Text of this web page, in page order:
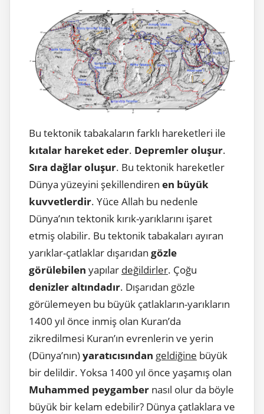
Bu tektonik tabakaların farklı hareketleri ile
kıtalar hareket eder. Depremler oluşur.
Sıra dağlar oluşur. Bu tektonik hareketler
Dünya yüzeyini şekillendiren en büyük
kuvvetlerdir. Yüce Allah bu nedenle
Dünya’nın tektonik kırık-yarıklarını işaret
etmiş olabilir. Bu tektonik tabakaları ayıran
yarıklar-çatlaklar dışarıdan gözle
görülebilen yapılar değildirler. Çoğu
denizler altındadır. Dışarıdan gözle
görülemeyen bu büyük çatlakların-yarıkların
1400 yıl önce inmiş olan Kuran’da
zikredilmesi Kuran’ın evrenlerin ve yerin
(Dünya’nın)yaratıcısından geldiğine büyük
bir delildir. Yoksa 1400 yıl önce yaşamış olan
Muhammed peygamber nasıl olur da böyle
büyük bir kelam edebilir? Dünya çatlaklara ve